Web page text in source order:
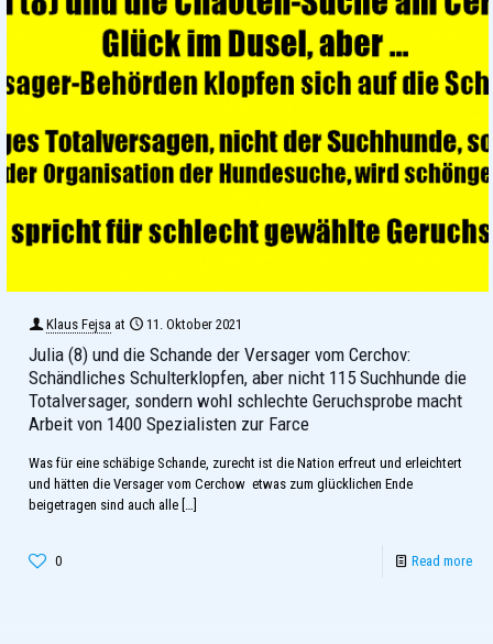
Klaus Fejsa at 11. Oktober 2021
Julia (8) und die Schande der Versager vom Cerchov:
Schändliches Schulterklopfen, aber nicht 115 Suchhunde die
Totalversager, sondern wohl schlechte Geruchsprobe macht
Arbeit von 1400 Spezialisten zur Farce
Was für eine schäbige Schande, zurecht ist die Nation erfreut und erleichtert
und hätten die Versager vom Cerchow etwas zum glücklichen Ende
beigetragen sind auch alle […]
0 Read more